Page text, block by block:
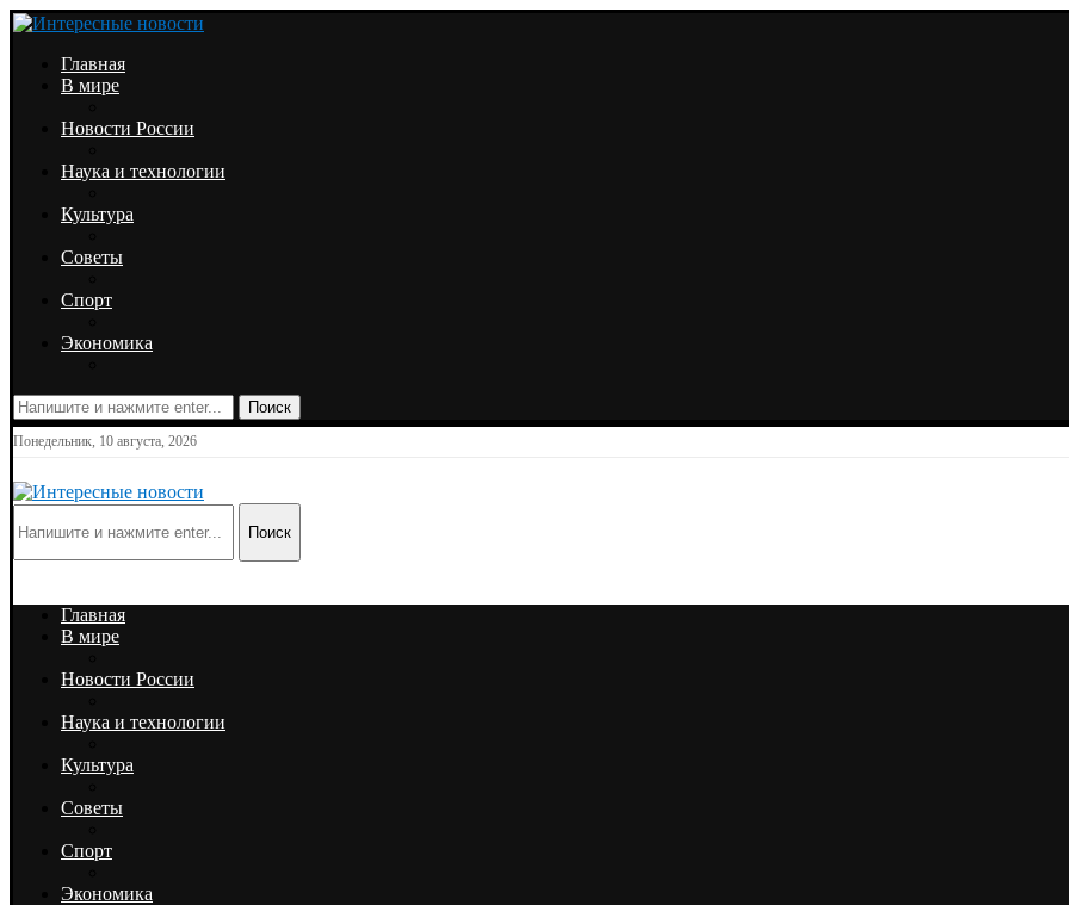
Главная
В мире
Новости России
Наука и технологии
Культура
Советы
Спорт
Экономика
Поиск
Понедельник, 10 августа, 2026
Поиск
Главная
В мире
Новости России
Наука и технологии
Культура
Советы
Спорт
Экономика